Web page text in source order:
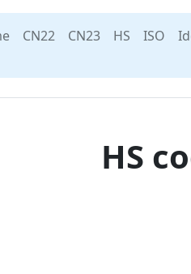
CN22 CN23 HS ISO
HS